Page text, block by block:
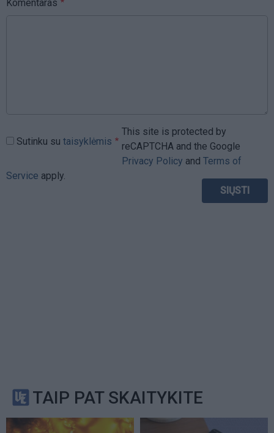
Komentaras
Sutinku su taisyklėmis
This site is protected by
reCAPTCHA and the Google
Privacy Policy and Terms of
Service apply.
TAIP PAT SKAITYKITE